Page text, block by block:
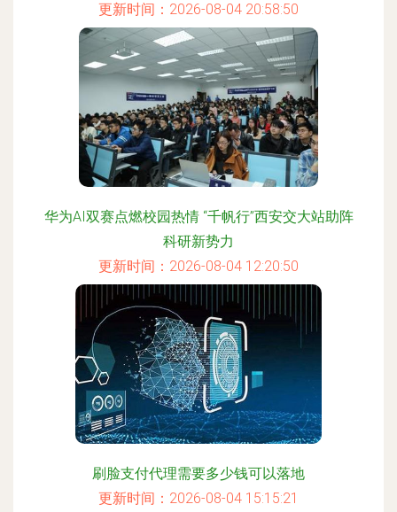
更新时间：2026-08-04 20:58:50
华为AI双赛点燃校园热情 “千帆行”西安交大站助阵
科研新势力
更新时间：2026-08-04 12:20:50
刷脸支付代理需要多少钱可以落地
更新时间：2026-08-04 15:15:21